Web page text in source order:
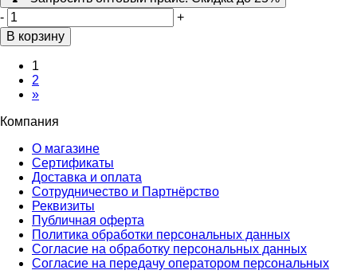
-
+
В корзину
1
2
»
Компания
О магазине
Сертификаты
Доставка и оплата
Сотрудничество и Партнёрство
Реквизиты
Публичная оферта
Политика обработки персональных данных
Согласие на обработку персональных данных
Согласие на передачу оператором персональных